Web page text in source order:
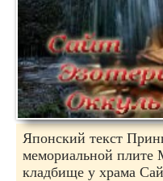
Японский текст
мемориальной плите
кладбище у храма